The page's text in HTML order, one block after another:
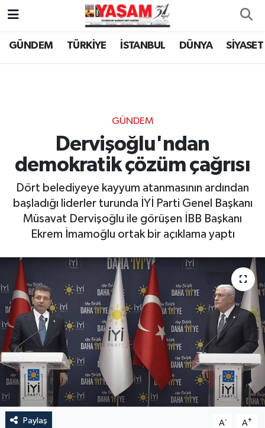
GÜNDEM TÜRKİYE İSTANBUL DÜNYA SİYASET
GÜNDEM
Dervişoğlu'ndan
demokratik çözüm çağrısı
Dört belediyeye kayyum atanmasının ardından
başladığı liderler turunda İYİ Parti Genel Başkanı
Müsavat Dervişoğlu ile görüşen İBB Başkanı
Ekrem İmamoğlu ortak bir açıklama yaptı
Paylaş A- A+